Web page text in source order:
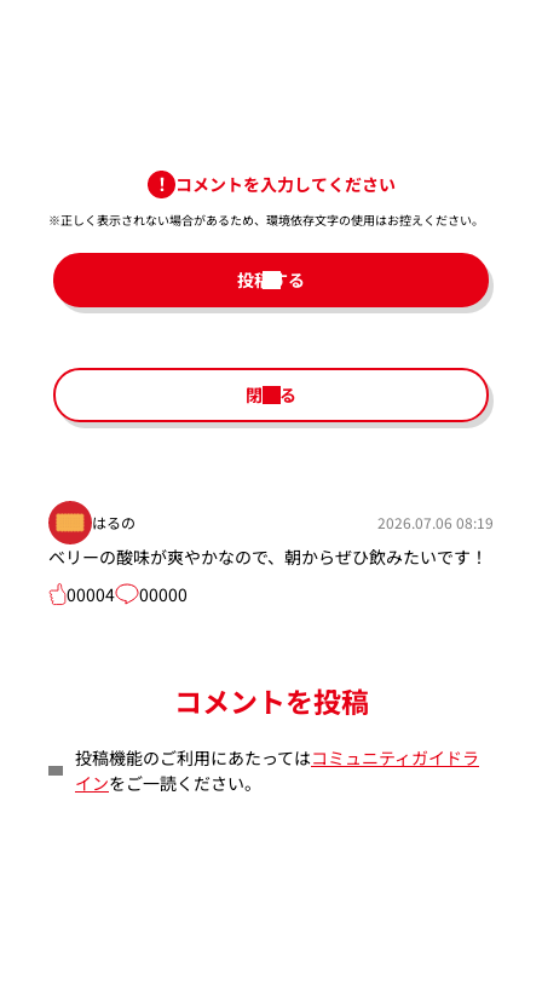
コメントを入力してください
※正しく表示されない場合があるため、環境依存文字の使用はお控えください。​
投稿する
閉じる
はるの 2026.07.06 08:19
ベリーの酸味が爽やかなので、朝からぜひ飲みたいです！
00004
00000
コメントを投稿
投稿機能のご利用にあたってはコミュニティガイドラ
インをご一読ください。